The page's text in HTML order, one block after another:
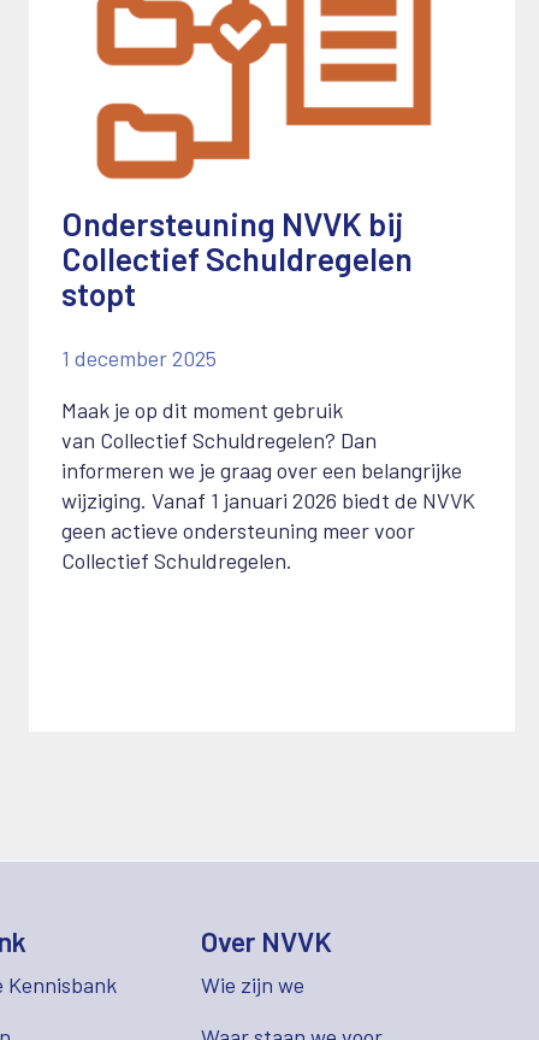
Ondersteuning NVVK bij
Collectief Schuldregelen
stopt
1 december 2025
Maak je op dit moment gebruik
van Collectief Schuldregelen? Dan
informeren we je graag over een belangrijke
wijziging. Vanaf 1 januari 2026 biedt de NVVK
geen actieve ondersteuning meer voor
Collectief Schuldregelen.
Kennisbank
Over NVVK
Wie zijn we